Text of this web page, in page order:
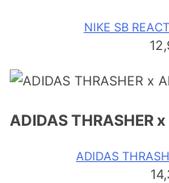
NIKE SB
ADIDAS THRASHER
ADIDAS